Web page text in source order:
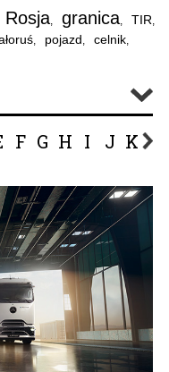
Rosja, granica, TIR,
, pojazd, celnik,
F G H I J K L